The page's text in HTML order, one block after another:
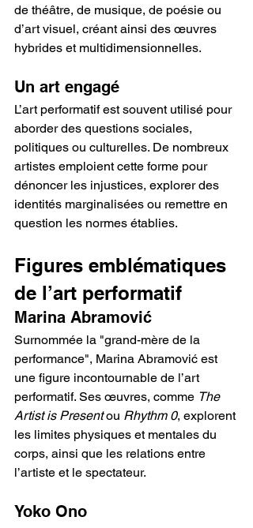
de théâtre, de musique, de poésie ou
d’art visuel, créant ainsi des œuvres
hybrides et multidimensionnelles.
Un art engagé
L’art performatif est souvent utilisé pour
aborder des questions sociales,
politiques ou culturelles. De nombreux
artistes emploient cette forme pour
dénoncer les injustices, explorer des
identités marginalisées ou remettre en
question les normes établies.
Figures emblématiques
de l’art performatif
Marina Abramović
Surnommée la "grand-mère de la
performance", Marina Abramović est
une figure incontournable de l’art
performatif. Ses œuvres, comme The
Artist is Present ou Rhythm 0, explorent
les limites physiques et mentales du
corps, ainsi que les relations entre
l’artiste et le spectateur.
Yoko Ono